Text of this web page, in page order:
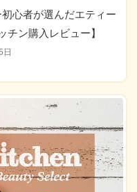
日
心者が選んだエティー
チン購入レビュー】